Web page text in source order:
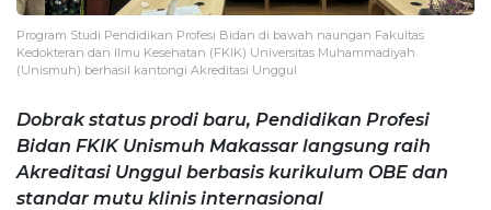
Program Studi Pendidikan Profesi Bidan di bawah naungan Fakultas
Kedokteran dan Ilmu Kesehatan (FKIK) Universitas Muhammadiyah
(Unismuh) berhasil kantongi Akreditasi Unggul
Dobrak status prodi baru, Pendidikan Profesi
Bidan FKIK Unismuh Makassar langsung raih
Akreditasi Unggul berbasis kurikulum OBE dan
standar mutu klinis internasional